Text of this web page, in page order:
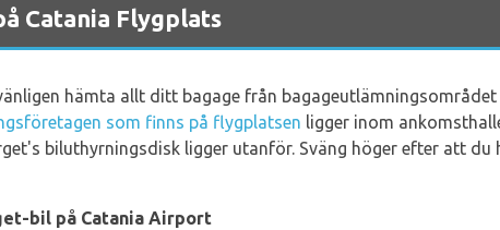
Catania Flygplats
hämta allt ditt bagage från
som finns på flygplatsen ligger inom
biluthyrningsdisk ligger utanför. Sväng höger efter att du
bil på Catania Airport